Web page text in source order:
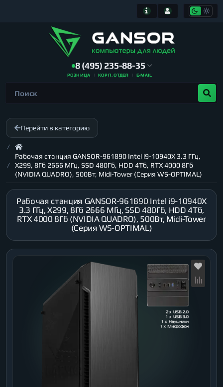
8 (495) 235-88-35
РОЗНИЦА КОРП. ОТДЕЛ E-MAIL
Перейти в категорию
Рабочая станция GANSOR-961890 Intel i9-10940X 3.3 ГГц,
X299, 8Гб 2666 МГц, SSD 480Гб, HDD 4Тб, RTX 4000 8Гб
(NVIDIA QUADRO), 500Вт, Midi-Tower (Серия WS-OPTIMAL)
Рабочая станция GANSOR-961890 Intel i9-10940X
3.3 ГГц, X299, 8Гб 2666 МГц, SSD 480Гб, HDD 4Тб,
RTX 4000 8Гб (NVIDIA QUADRO), 500Вт, Midi-Tower
(Серия WS-OPTIMAL)